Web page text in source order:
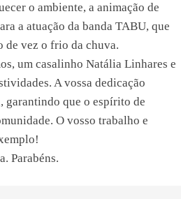
o ambiente, a animação de
a atuação da banda TABU, que
de vez o frio da chuva.
um casalinho Natália Linhares e
A vossa dedicação
garantindo que o espírito de
O vosso trabalho e
Parabéns.